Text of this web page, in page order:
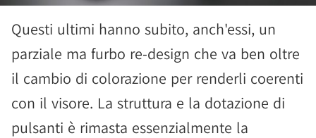
Questi ultimi hanno subito, anch'essi, un
parziale ma furbo re-design che va ben oltre
il cambio di colorazione per renderli coerenti
con il visore. La struttura e la dotazione di
pulsanti è rimasta essenzialmente la